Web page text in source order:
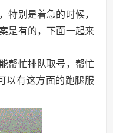
特别是着急的时候，
是有的，下面一起来
帮忙排队取号，帮忙
以有这方面的跑腿服